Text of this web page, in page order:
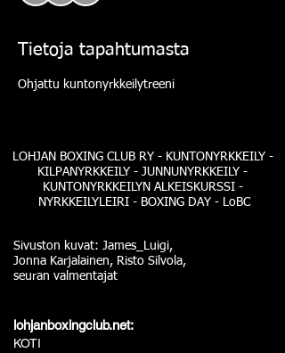
Tietoja tapahtumasta
Ohjattu kuntonyrkkeilytreeni
LOHJAN BOXING CLUB RY - KUNTONYRKKEILY -
KILPANYRKKEILY - JUNNUNYRKKEILY -
KUNTONYRKKEILYN ALKEISKURSSI -
NYRKKEILYLEIRI - BOXING DAY - LoBC
Sivuston kuvat: James_Luigi,
Jonna Karjalainen, Risto Silvola,
seuran valmentajat
lohjanboxingclub.net:
KOTI